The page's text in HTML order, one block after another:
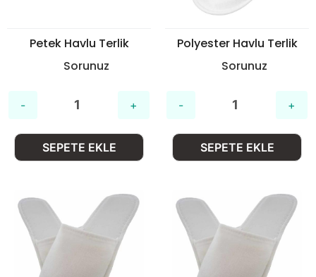
Petek Havlu Terlik
Sorunuz
SEPETE EKLE
Polyester Havlu Terlik
Sorunuz
SEPETE EKLE